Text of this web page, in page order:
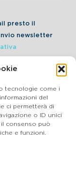
tecnologie come i
del
ci permetterà di
o ID unici
consenso può
e funzioni.
presto il
newsletter